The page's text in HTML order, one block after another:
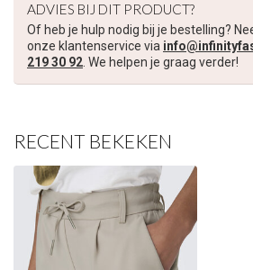
ADVIES BIJ DIT PRODUCT?
Of heb je hulp nodig bij je bestelling?
onze klantenservice via
219 30 92. We helpen je graag verder!
RECENT BEKEKEN